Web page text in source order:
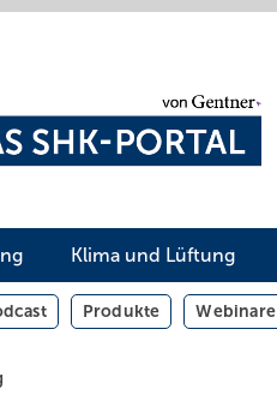
Klima und Lüftung
Produkte Webinare